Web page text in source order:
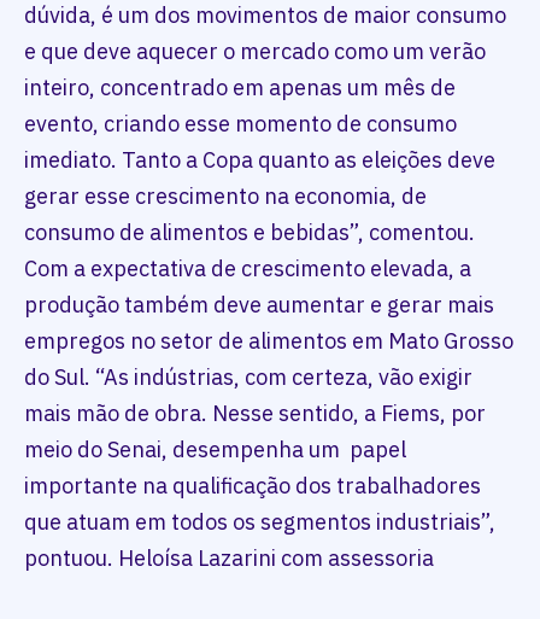
dúvida, é um dos movimentos de maior consumo
e que deve aquecer o mercado como um verão
inteiro, concentrado em apenas um mês de
evento, criando esse momento de consumo
imediato. Tanto a Copa quanto as eleições deve
gerar esse crescimento na economia, de
consumo de alimentos e bebidas”, comentou.
Com a expectativa de crescimento elevada, a
produção também deve aumentar e gerar mais
empregos no setor de alimentos em Mato Grosso
do Sul. “As indústrias, com certeza, vão exigir
mais mão de obra. Nesse sentido, a Fiems, por
meio do Senai, desempenha um papel
importante na qualificação dos trabalhadores
que atuam em todos os segmentos industriais”,
pontuou. Heloísa Lazarini com assessoria